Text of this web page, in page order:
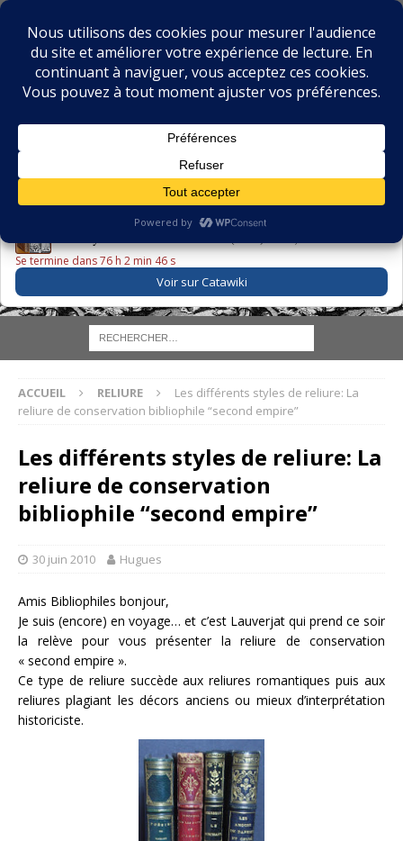
BIBLIOPHILIE.COM
LE BLOG DU BIBLIOPHILE, DES BIBLIOPHILES, DE LA
LE LIVRE DU JOUR
Se termine dans 76 h 2 min 45 s
Voir sur Catawiki
ACCUEIL RELIURE
Les différents styles de reliure: La
reliure de conservation bibliophile “second empire”
Les différents styles de reliure: La
reliure de conservation
bibliophile “second empire”
30 juin 2010 Hugues
Amis Bibliophiles bonjour,
Je suis (encore) en voyage… et c’est Lauverjat qui prend ce soir
la relève pour vous présenter la reliure de conservation
« second empire ».
Ce type de reliure succède aux reliures romantiques puis aux
reliures plagiant les décors anciens ou mieux d’interprétation
historiciste.